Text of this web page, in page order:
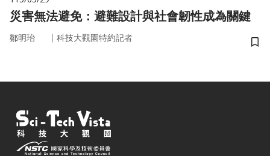
災害無法避免：避難設計與社會韌性成為關鍵
鄒明珆 ｜ 科技大觀園特約記者
儲